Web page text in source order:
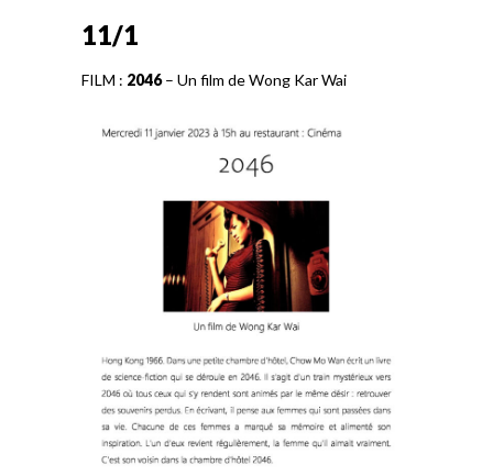
11/1
FILM : 2046– Un film de Wong Kar Wai